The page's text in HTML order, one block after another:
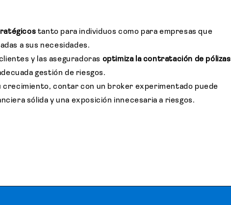
tanto para individuos como para empresas que
a sus necesidades.
y las aseguradoras optimiza la contratación de pólizas
gestión de riesgos.
crecimiento, contar con un broker experimentado puede
sólida y una exposición innecesaria a riesgos.